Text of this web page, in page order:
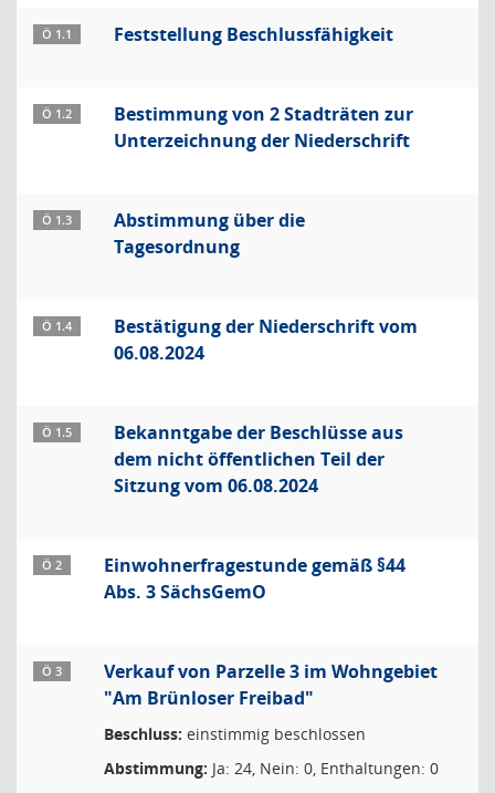
Ö 1.1 Feststellung Beschlussfähigkeit
Ö 1.2
Bestimmung von 2 Stadträten zur
Unterzeichnung der Niederschrift
Ö 1.3
Abstimmung über die
Tagesordnung
Ö 1.4
Bestätigung der Niederschrift vom
06.08.2024
Ö 1.5
Bekanntgabe der Beschlüsse aus
dem nicht öffentlichen Teil der
Sitzung vom 06.08.2024
Ö 2
Einwohnerfragestunde gemäß §44
Abs. 3 SächsGemO
Ö 3
Verkauf von Parzelle 3 im Wohngebiet
"Am Brünloser Freibad"
Beschluss: einstimmig beschlossen
Abstimmung: Ja: 24, Nein: 0, Enthaltungen: 0